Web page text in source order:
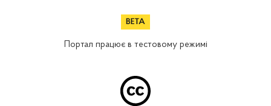
Портал працює в тестовому режимі